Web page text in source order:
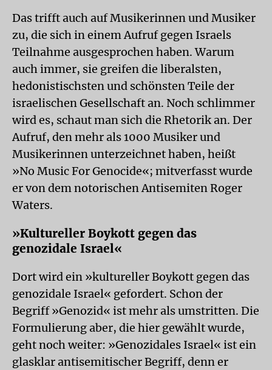
Das trifft auch auf Musikerinnen und Musiker
zu, die sich in einem Aufruf gegen Israels
Teilnahme ausgesprochen haben. Warum
auch immer, sie greifen die liberalsten,
hedonistischsten und schönsten Teile der
israelischen Gesellschaft an. Noch schlimmer
wird es, schaut man sich die Rhetorik an. Der
Aufruf, den mehr als 1000 Musiker und
Musikerinnen unterzeichnet haben, heißt
»No Music For Genocide«; mitverfasst wurde
er von dem notorischen Antisemiten Roger
Waters.
»Kultureller Boykott gegen das
genozidale Israel«
Dort wird ein »kultureller Boykott gegen das
genozidale Israel« gefordert. Schon der
Begriff »Genozid« ist mehr als umstritten. Die
Formulierung aber, die hier gewählt wurde,
geht noch weiter: »Genozidales Israel« ist ein
glasklar antisemitischer Begriff, denn er